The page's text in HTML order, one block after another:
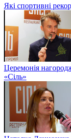
Які спортивні
Церемонія
«Сіль»